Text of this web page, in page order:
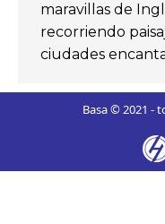
maravillas de
recorriendo
ciudades
Basa © 2021 -